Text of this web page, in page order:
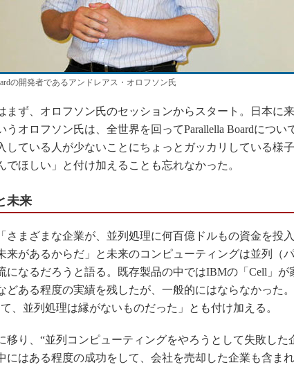
の開発者であるアンドレアス・オロフソン氏
ず、オロフソン氏のセッションからスタート。日本に
うオロフソン氏は、全世界を回ってParallella Boardについ
している人が少ないことにちょっとガッカリしている様子
でほしい」と付け加えることも忘れなかった。
未来
まざまな企業が、並列処理に何百億ドルもの資金を投入
来があるからだ」と未来のコンピューティングは並列（
になるだろうと語る。既存製品の中ではIBMの「Cell」が
どある程度の実績を残したが、一般的にはならなかった
、並列処理は縁がないものだった」とも付け加える。
り、“並列コンピューティングをやろうとして失敗した
にはある程度の成功をして、会社を売却した企業も含まれ